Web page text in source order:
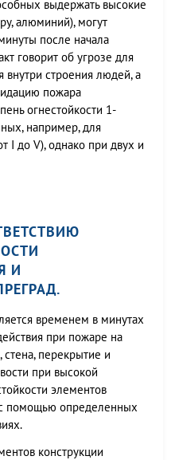
выдержать высокие
алюминий), могут
после начала
говорит об угрозе для
строения людей, а
пожара
огнестойкости 1-
например, для
I до V), однако при двух и
И
временем в минутах
при пожаре на
перекрытие и
при высокой
элементов
с помощью определенных
конструкции